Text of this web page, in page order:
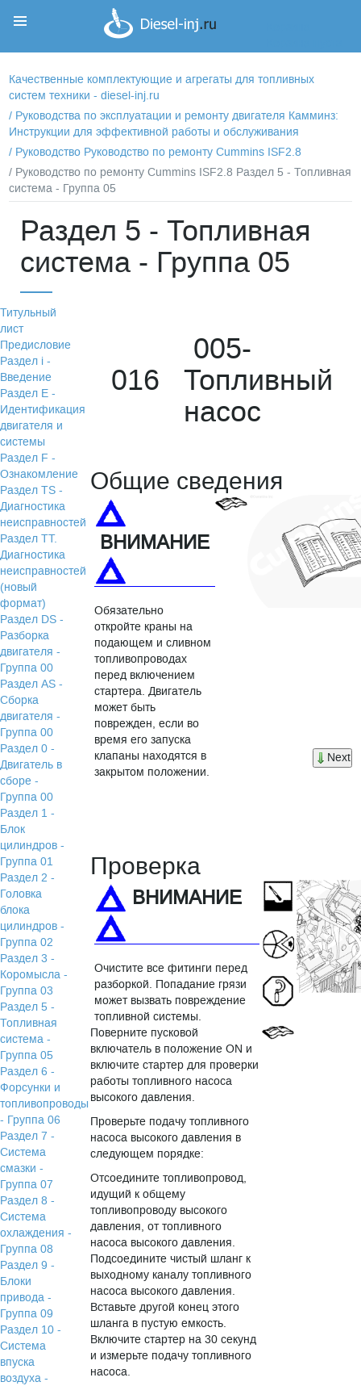
Качественные комплектующие и агрегаты для топливных
систем техники - diesel-inj.ru
/ Руководства по эксплуатации и ремонту двигателя Камминз:
Инструкции для эффективной работы и обслуживания
/ Руководство Руководство по ремонту Cummins ISF2.8
/ Руководство по ремонту Cummins ISF2.8 Раздел 5 - Топливная
система - Группа 05
Раздел 5 - Топливная
система - Группа 05
Титульный
лист
Предисловие
Раздел i -
Введение
Раздел Е -
Идентификация
двигателя и
системы
Раздел F -
Ознакомление
Раздел TS -
Диагностика
неисправностей
Раздел TТ.
Диагностика
неисправностей
(новый
формат)
Раздел DS -
Разборка
двигателя -
Группа 00
Раздел АS -
Сборка
двигателя -
Группа 00
Раздел 0 -
Двигатель в
сборе -
Группа 00
Раздел 1 -
Блок
цилиндров -
Группа 01
Раздел 2 -
Головка
блока
цилиндров -
Группа 02
Раздел 3 -
Коромысла -
Группа 03
Раздел 5 -
Топливная
система -
Группа 05
Раздел 6 -
Форсунки и
топливопроводы
- Группа 06
Раздел 7 -
Система
смазки -
Группа 07
Раздел 8 -
Система
охлаждения -
Группа 08
Раздел 9 -
Блоки
привода -
Группа 09
Раздел 10 -
Система
впуска
воздуха -
005-
016 Топливный
насос
Общие сведения
ВНИМАНИЕ
Обязательно
откройте краны на
подающем и сливном
топливопроводах
перед включением
стартера. Двигатель
может быть
поврежден, если во
время его запуска
клапаны находятся в
закрытом положении.
Next
Проверка
ВНИМАНИЕ
Очистите все фитинги перед
разборкой. Попадание грязи
может вызвать повреждение
топливной системы.
Поверните пусковой
включатель в положение ON и
включите стартер для проверки
работы топливного насоса
высокого давления.
Проверьте подачу топливного
насоса высокого давления в
следующем порядке:
Отсоедините топливопровод,
идущий к общему
топливопроводу высокого
давления, от топливного
насоса высокого давления.
Подсоедините чистый шланг к
выходному каналу топливного
насоса высокого давления.
Вставьте другой конец этого
шланга в пустую емкость.
Включите стартер на 30 секунд
и измерьте подачу топливного
насоса.